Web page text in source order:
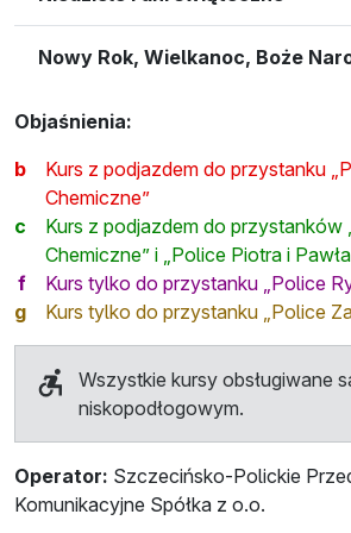
Nowy Rok, Wielkanoc, Boże
Objaśnienia:
b
Kurs z podjazdem do przystanku
Chemiczne”
c
Kurs z podjazdem do przystanków
Chemiczne” i „Police Piotra i
f
Kurs tylko do przystanku „Police
g
Kurs tylko do przystanku „Police
Wszystkie kursy obsługiwane
niskopodłogowym.
Operator: Szczecińsko-Polickie
Komunikacyjne Spółka z o.o.